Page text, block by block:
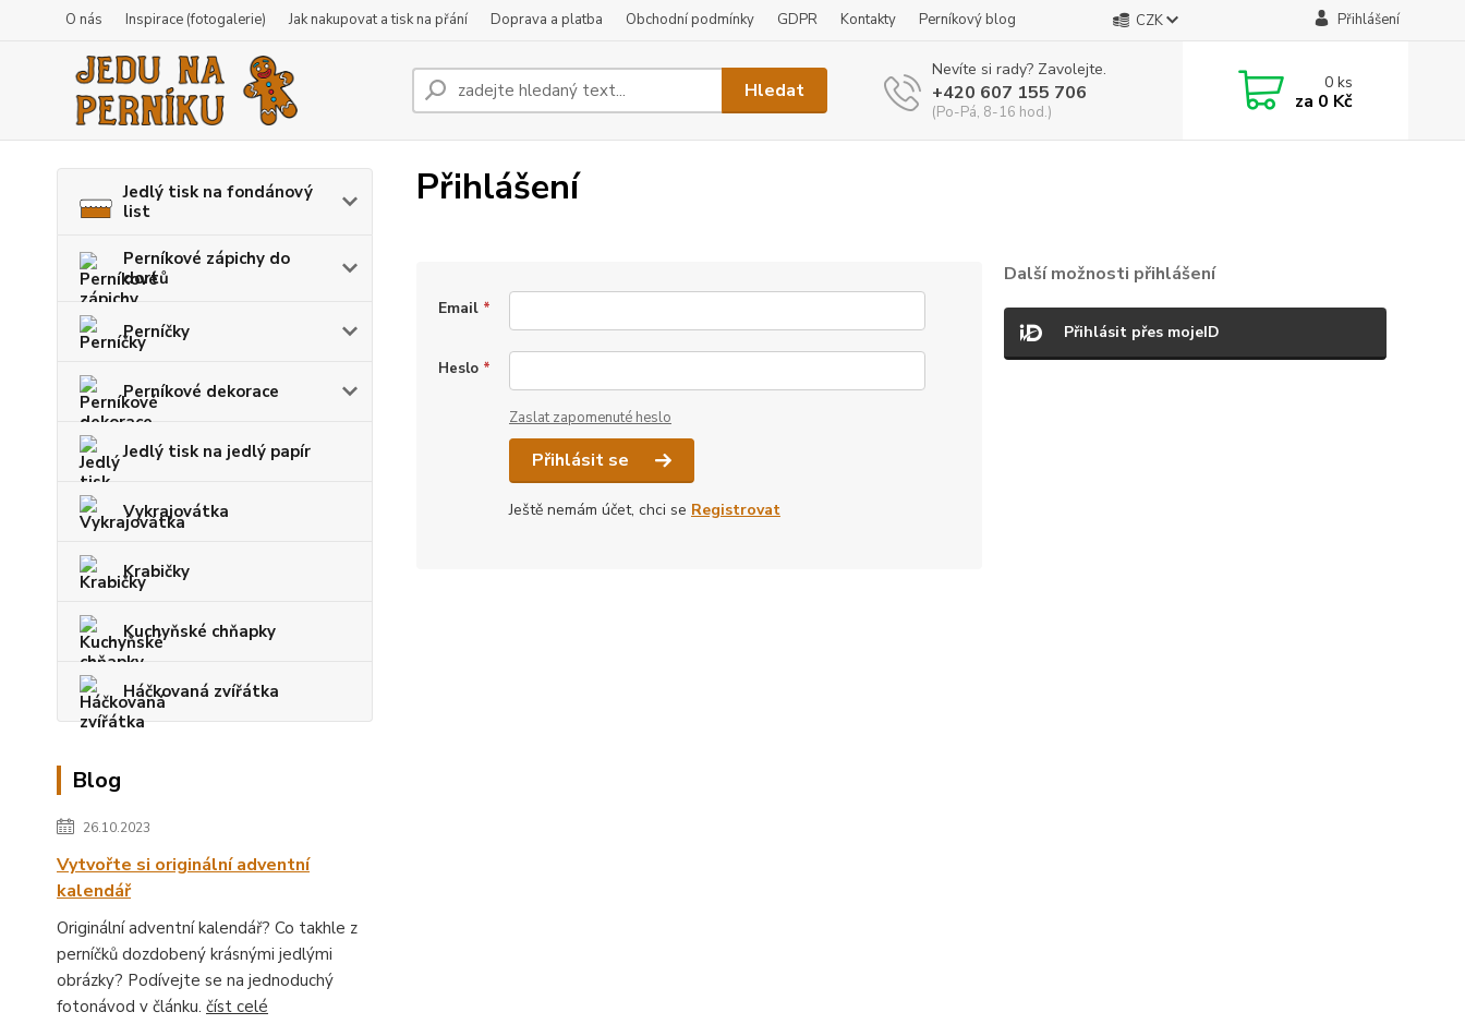
O nás Inspirace (fotogalerie) Jak nakupovat a tisk na přání Doprava a platba Obchodní podmínky GDPR Kontakty Perníkový blog CZK Přihlášení
Hledat
Nevíte si rady? Zavolejte.
+420 607 155 706
(Po-Pá, 8-16 hod.)
0ks
za 0 Kč
Jedlý tisk na fondánový
list
Perníkové zápichy do
dortů
Perníčky
Perníkové dekorace
Jedlý tisk na jedlý papír
Vykrajovátka
Krabičky
Kuchyňské chňapky
Háčkovaná zvířátka
Blog
26.10.2023
Vytvořte si originální adventní
kalendář
Originální adventní kalendář? Co takhle z
perníčků dozdobený krásnými jedlými
obrázky? Podívejte se na jednoduchý
fotonávod v článku. číst celé
Přihlášení
Email *
Heslo *
Zaslat zapomenuté heslo
Přihlásit se
Ještě nemám účet, chci se Registrovat
Další možnosti přihlášení
Přihlásit přes mojeID